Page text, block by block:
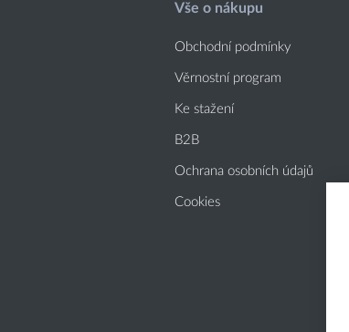
Vše o nákupu
Obchodní podmínky
Věrnostní program
Ke stažení
B2B
Ochrana osobních údajů
Cookies